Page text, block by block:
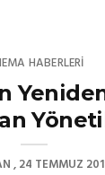
HABERLERI
24 TEMMUZ